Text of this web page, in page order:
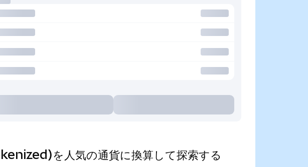
を人気の通貨に換算して探索する